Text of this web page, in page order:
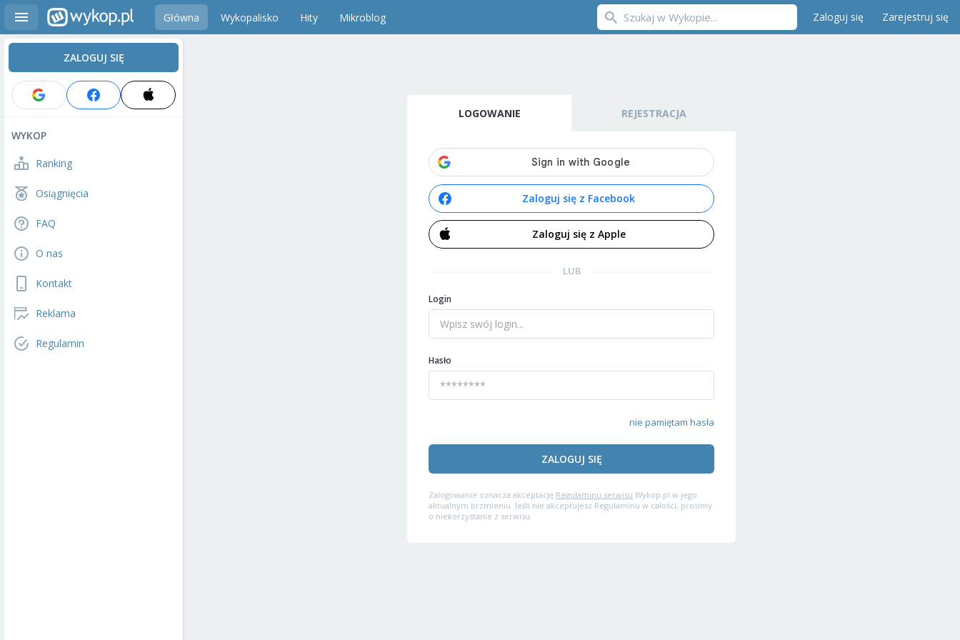
Główna Wykopalisko Hity Mikroblog Zaloguj się Zarejestruj się
ZALOGUJ SIĘ
WYKOP
Ranking
Osiągnięcia
FAQ
O nas
Kontakt
Reklama
Regulamin
LOGOWANIE REJESTRACJA
Zaloguj się z Facebook
Zaloguj się z Apple
LUB
Login
Hasło
nie pamiętam hasła
ZALOGUJ SIĘ
Zalogowanie oznacza akceptację Regulaminu serwisu Wykop.pl w jego
aktualnym brzmieniu. Jeśli nie akceptujesz Regulaminu w całości, prosimy
o niekorzystanie z serwisu.